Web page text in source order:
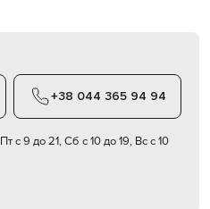
+38 044 365 94 94
с 9 до 21, Сб с 10 до 19, Вс с 10